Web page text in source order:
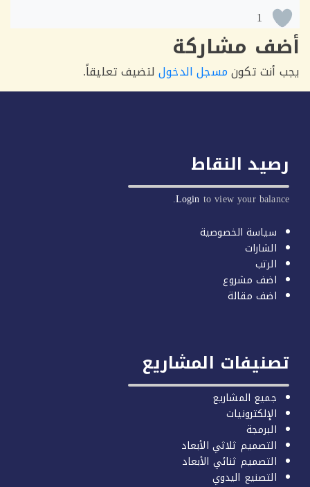
1
مشاركة
تكونمسجل الدخوللتضيف تعليقاً.
النقاط
Loginto view your
سياسة الخصوصية
الشارات
الرتب
اضف مشروع
اضف مقالة
المشاريع
جميع المشاريع
الإلكترونيات
البرمجة
التصميم ثلاثي الأبعاد
التصميم ثنائي الأبعاد
التصنيع اليدوي